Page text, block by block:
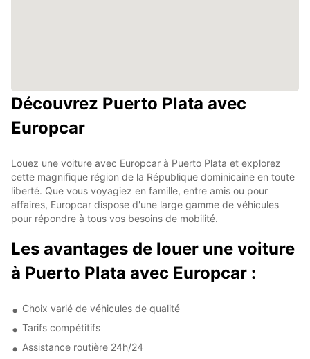
Découvrez Puerto Plata avec
Europcar
Louez une voiture avec Europcar à Puerto Plata et explorez
cette magnifique région de la République dominicaine en toute
liberté. Que vous voyagiez en famille, entre amis ou pour
affaires, Europcar dispose d'une large gamme de véhicules
pour répondre à tous vos besoins de mobilité.
Les avantages de louer une voiture
à Puerto Plata avec Europcar :
Choix varié de véhicules de qualité
Tarifs compétitifs
Assistance routière 24h/24